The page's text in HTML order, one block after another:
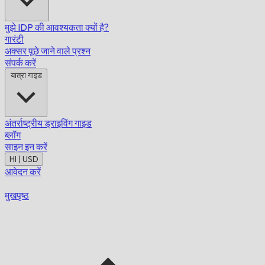
मुझे IDP की आवश्यकता क्यों है?
गारंटी
अक्सर पूछे जाने वाले प्रश्न
संपर्क करें
यात्रा गाइड
अंतर्राष्ट्रीय ड्राइविंग गाइड
ब्लॉग
साइन इन करें
HI | USD
आवेदन करें
मुखपृष्ठ